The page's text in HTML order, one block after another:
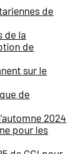
de
de la
de
sur le
de
2024
pour les